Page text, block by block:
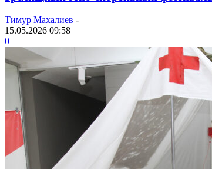
Тимур Махалиев -
15.05.2026 09:58
0